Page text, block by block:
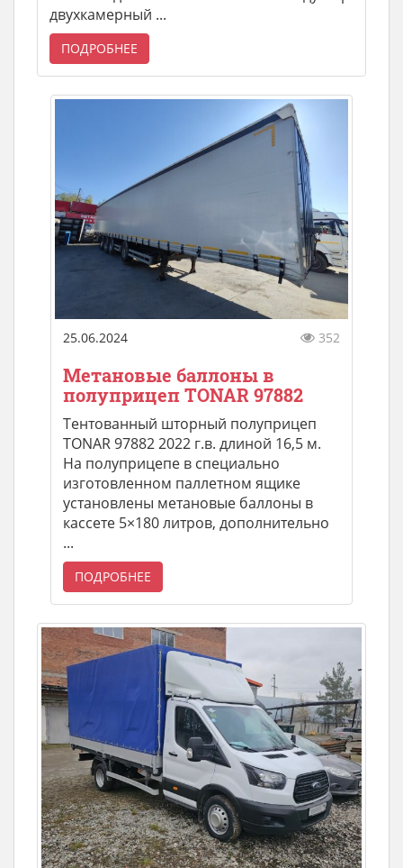
двухкамерный ...
ПОДРОБНЕЕ
25.06.2024 352
Метановые баллоны в
полуприцеп TONAR 97882
Тентованный шторный полуприцеп
TONAR 97882 2022 г.в. длиной 16,5 м.
На полуприцепе в специально
изготовленном паллетном ящике
установлены метановые баллоны в
кассете 5×180 литров, дополнительно
...
ПОДРОБНЕЕ